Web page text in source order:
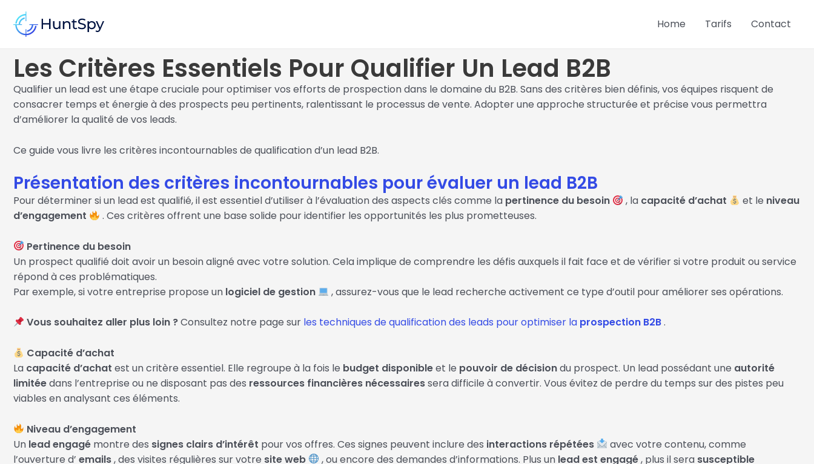
contenu
Home Tarifs Contact
Les Critères Essentiels Pour Qualifier Un Lead B2B
Qualifier un lead est une étape cruciale pour optimiser vos efforts de prospection dans le domaine du B2B. Sans des critères bien définis, vos équipes risquent de
consacrer temps et énergie à des prospects peu pertinents, ralentissant le processus de vente. Adopter une approche structurée et précise vous permettra
d’améliorer la qualité de vos leads.
Ce guide vous livre les critères incontournables de qualification d’un lead B2B.
Présentation des critères incontournables pour évaluer un lead B2B
Pour déterminer si un lead est qualifié, il est essentiel d’utiliser à l’évaluation des aspects clés comme la pertinence du besoin , la capacité d’achat et le niveau
d’engagement
. Ces critères offrent une base solide pour identifier les opportunités les plus prometteuses.
Pertinence du besoin
Un prospect qualifié doit avoir un besoin aligné avec votre solution. Cela implique de comprendre les défis auxquels il fait face et de vérifier si votre produit ou service
répond à ces problématiques.
Par exemple, si votre entreprise propose un logiciel de gestion , assurez-vous que le lead recherche activement ce type d’outil pour améliorer ses opérations.
Vous souhaitez aller plus loin ?Consultez notre page sur les techniques de qualification des leads pour optimiser la prospection B2B.
Capacité d’achat
La capacité d’achat est un critère essentiel. Elle regroupe à la fois le budget disponibleet le pouvoir de décisiondu prospect. Un lead possédant une autorité
limitéedans l’entreprise ou ne disposant pas des ressources financières nécessairessera difficile à convertir. Vous évitez de perdre du temps sur des pistes peu
viables en analysant ces éléments.
Niveau d’engagement
Un lead engagé montre des signes clairs d’intérêt pour vos offres. Ces signes peuvent inclure des interactions répétées
avec votre contenu, comme
l’ouverture d’ emails, des visites régulières sur votre site web , ou encore des demandes d’informations. Plus un lead est engagé, plus il sera susceptible